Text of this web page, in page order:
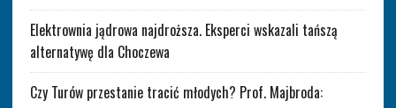
Elektrownia jądrowa najdroższa. Eksperci wskazali tańszą
alternatywę dla Choczewa
Czy Turów przestanie tracić młodych? Prof. Majbroda: